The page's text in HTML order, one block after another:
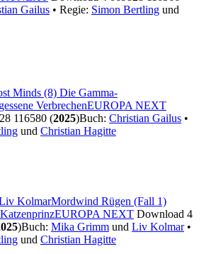
Gailus • Regie: Simon Bertling und
Minds (8) Die Gamma-
VerbrechenEUROPA NEXT
116580 (2025)Buch: Christian Gailus •
und Christian Hagitte
KolmarMordwind Rügen (Fall 1)
EUROPA NEXT Download 4
)Buch: Mika Grimm und Liv Kolmar•
und Christian Hagitte